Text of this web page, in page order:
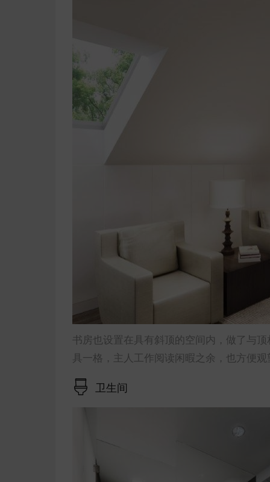
书房也设置在具有斜顶的空间内，做了与
具一格，主人工作阅读闲暇之余，也方便
卫生间